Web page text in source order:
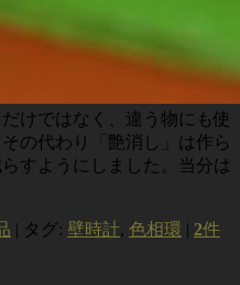
けではなく、違う物にも使
の代わり「艶消し」は作ら
すようにしました。当分は
| タグ: 壁時計, 色相環 | 2件